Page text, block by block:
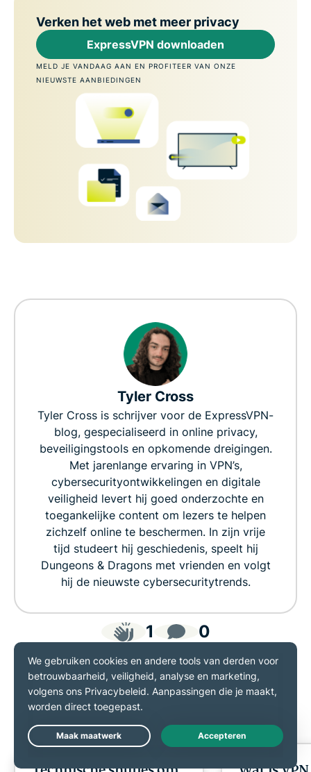
Verken het web met meer privacy
ExpressVPN downloaden
MELD JE VANDAAG AAN EN PROFITEER VAN ONZE
NIEUWSTE AANBIEDINGEN
Tyler Cross
Tyler Cross is schrijver voor de ExpressVPN-
blog, gespecialiseerd in online privacy,
beveiligingstools en opkomende dreigingen.
Met jarenlange ervaring in VPN’s,
cybersecurityontwikkelingen en digitale
veiligheid levert hij goed onderzochte en
toegankelijke content om lezers te helpen
zichzelf online te beschermen. In zijn vrije
tijd studeert hij geschiedenis, speelt hij
Dungeons & Dragons met vrienden en volgt
hij de nieuwste cybersecuritytrends.
1 0
GERELATEERD
BERICHT
MEER VAN DEZE
Live Chat